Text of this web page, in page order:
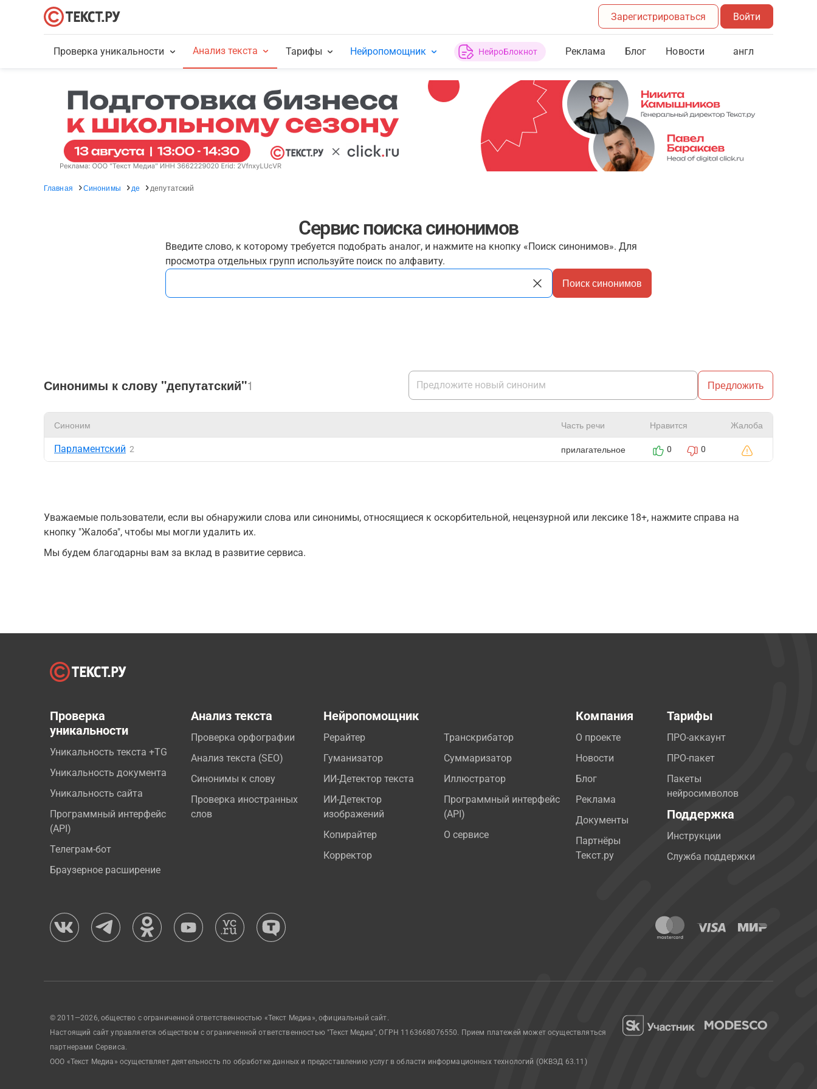
Зарегистрироваться Войти
Проверка уникальности Анализ текста Тарифы Нейропомощник НейроБлокнот Реклама Блог Новости англ
Главная Синонимы де депутатский
Сервис поиска синонимов
Введите слово, к которому требуется подобрать аналог, и нажмите на кнопку «Поиск синонимов». Для
просмотра отдельных групп используйте поиск по алфавиту.
Поиск синонимов
Синонимы к слову "депутатский"1 Предложить
Синоним Часть речи Нравится Жалоба
Парламентский 2 прилагательное 0 0
Уважаемые пользователи, если вы обнаружили слова или синонимы, относящиеся к оскорбительной, нецензурной или лексике 18+, нажмите справа на
кнопку "Жалоба", чтобы мы могли удалить их.
Мы будем благодарны вам за вклад в развитие сервиса.
Проверка
уникальности
Уникальность текста +TG
Уникальность документа
Уникальность сайта
Программный интерфейс
(API)
Телеграм-бот
Браузерное расширение
Анализ текста
Проверка орфографии
Анализ текста (SEO)
Синонимы к слову
Проверка иностранных
слов
Нейропомощник
Рерайтер
Гуманизатор
ИИ-Детектор текста
ИИ-Детектор
изображений
Копирайтер
Корректор
Транскрибатор
Суммаризатор
Иллюстратор
Программный интерфейс
(API)
О сервисе
Компания
О проекте
Новости
Блог
Реклама
Документы
Партнёры
Текст.ру
Тарифы
ПРО-аккаунт
ПРО-пакет
Пакеты
нейросимволов
Поддержка
Инструкции
Служба поддержки
© 2011—2026, общество с ограниченной ответственностью «Текст Медиа», официальный сайт.
Настоящий сайт управляется обществом с ограниченной ответственностью "Текст Медиа", ОГРН 1163668076550. Прием платежей может осуществляться
партнерами Сервиса.
ООО «Текст Медиа» осуществляет деятельность по обработке данных и предоставлению услуг в области информационных технологий (ОКВЭД 63.11)